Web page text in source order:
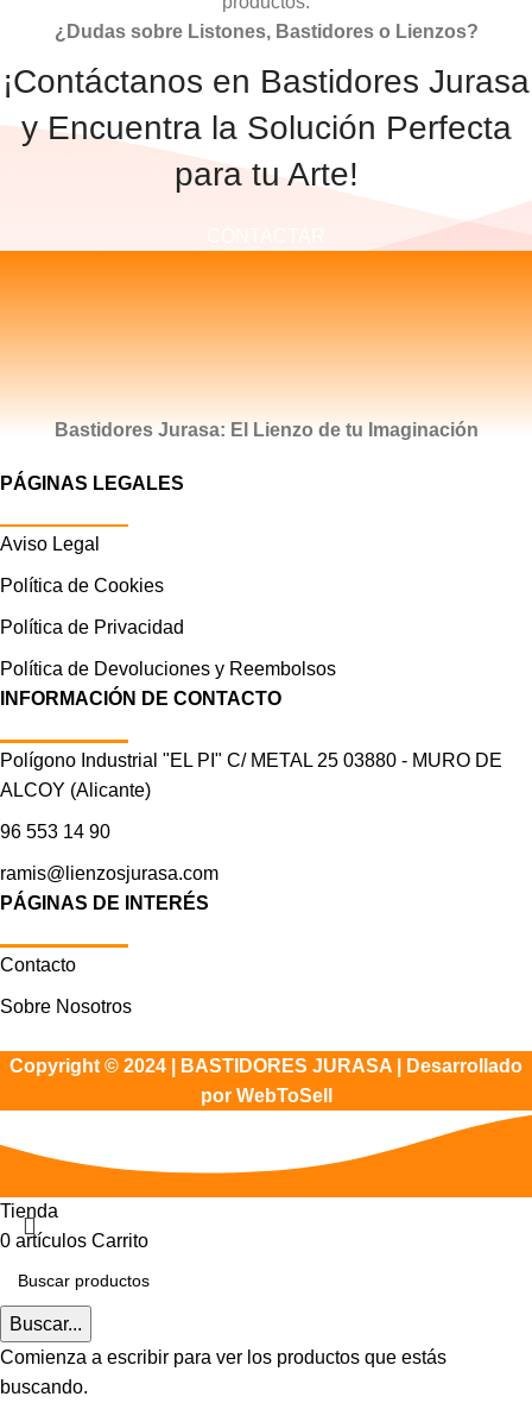
¿Dudas sobre Listones, Bastidores o Lienzos?
¡Contáctanos en Bastidores Jurasa
y Encuentra la Solución Perfecta
para tu Arte!
Bastidores Jurasa: El Lienzo de tu Imaginación
PÁGINAS LEGALES
Aviso Legal
Política de Cookies
Política de Privacidad
Política de Devoluciones y Reembolsos
INFORMACIÓN DE CONTACTO
Polígono Industrial "EL PI" C/ METAL 25 03880 - MURO DE
ALCOY (Alicante)
96 553 14 90
ramis@lienzosjurasa.com
PÁGINAS DE INTERÉS
Contacto
Sobre Nosotros
Copyright © 2024 | BASTIDORES JURASA |
Desarrollado
por WebToSell
Buscar...
Comienza a escribir para ver los productos que estás
buscando.
Tienda
0 artículos Carrito